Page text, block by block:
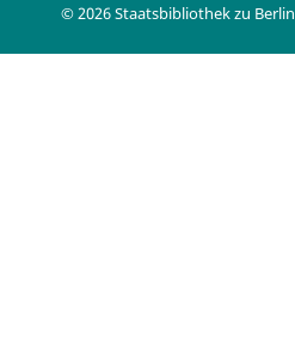
© 2026 Staatsbibliothek zu Berlin